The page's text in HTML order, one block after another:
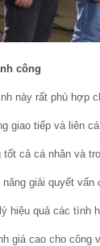
công
này rất phù hợp
giao tiếp và liên
tốt cả cá nhân và
giải quyết vấn
hiệu quả các tình
giá cao cho công